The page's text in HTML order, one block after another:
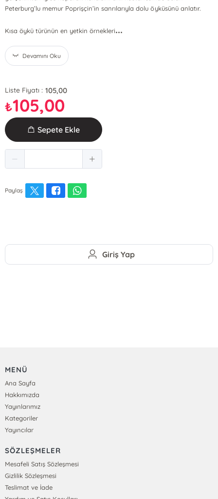
Peterburg’lu memur Poprişçin’in sanrılarıyla dolu öyküsünü anlatır.
Kısa öykü türünün en yetkin örnekleri...
Devamını Oku
Liste Fiyatı : 105,00
₺105,00
Sepete Ekle
Paylaş
Giriş Yap
MENÜ
Ana Sayfa
Hakkımızda
Yayınlarımız
Kategoriler
Yayıncılar
SÖZLEŞMELER
Mesafeli Satış Sözleşmesi
Gizlilik Sözleşmesi
Teslimat ve İade